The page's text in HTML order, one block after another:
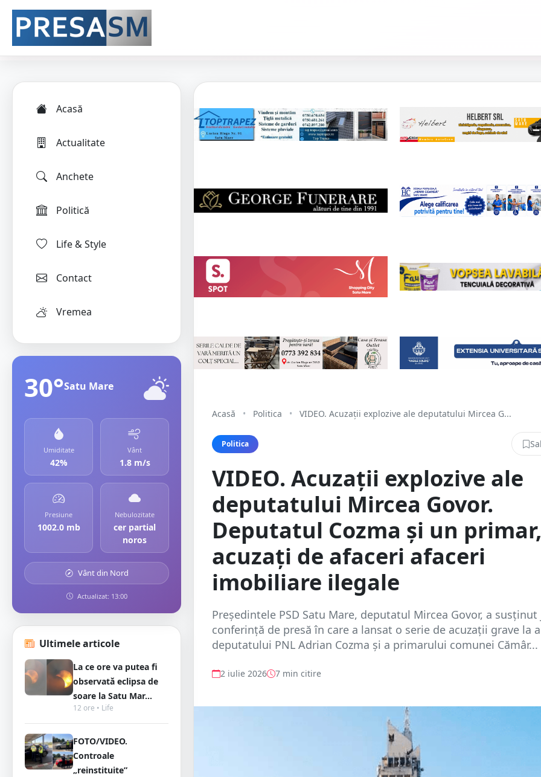
Acasă
Actualitate
Anchete
Politică
Life & Style
Contact
Vremea
30°Satu Mare
Umiditate
42%
Vânt
1.8 m/s
Presiune
1002.0 mb
Nebulozitate
cer partial
noros
Vânt din Nord
Actualizat: 13:00
Ultimele articole
La ce ore va putea fi
observată eclipsa de
soare la Satu Mar...
12 ore • Life
FOTO/VIDEO.
Controale
„reinstituite”
Acasă • Politica • VIDEO. Acuzații explozive ale deputatului Mircea G...
Politica
VIDEO. Acuzații explozive ale
deputatului Mircea Govor.
Deputatul Cozma și un primar,
acuzați de afaceri afaceri
imobiliare ilegale
Președintele PSD Satu Mare, deputatul Mircea Govor, a
conferință de presă în care a lansat o serie de acuzații grave la
deputatului PNL Adrian Cozma și a primarului comunei Cămâr...
2 iulie 2026 7 min citire